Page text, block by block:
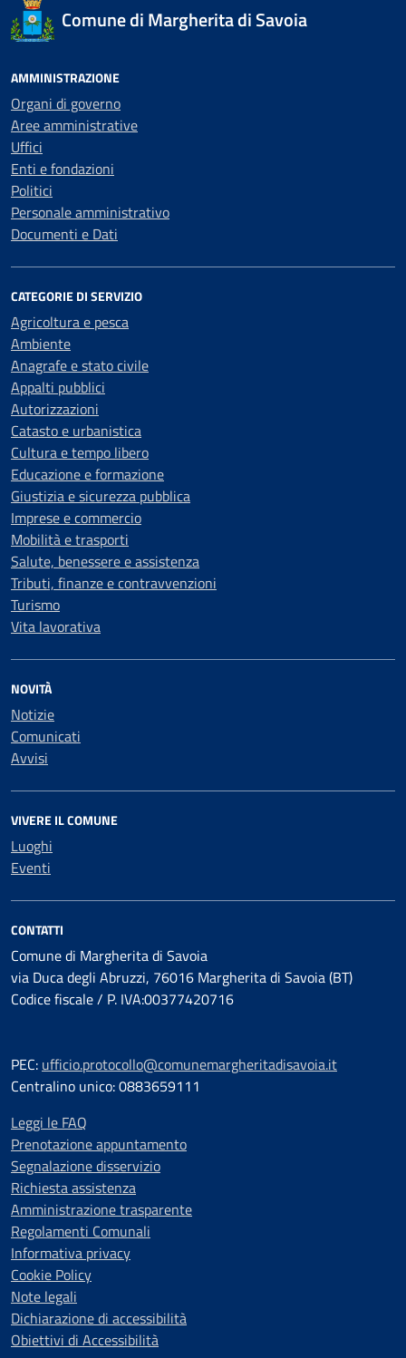
Comune di Margherita di Savoia
AMMINISTRAZIONE
Organi di governo
Aree amministrative
Uffici
Enti e fondazioni
Politici
Personale amministrativo
Documenti e Dati
CATEGORIE DI SERVIZIO
Agricoltura e pesca
Ambiente
Anagrafe e stato civile
Appalti pubblici
Autorizzazioni
Catasto e urbanistica
Cultura e tempo libero
Educazione e formazione
Giustizia e sicurezza pubblica
Imprese e commercio
Mobilità e trasporti
Salute, benessere e assistenza
Tributi, finanze e contravvenzioni
Turismo
Vita lavorativa
NOVITÀ
Notizie
Comunicati
Avvisi
VIVERE IL COMUNE
Luoghi
Eventi
CONTATTI
Comune di Margherita di Savoia
via Duca degli Abruzzi, 76016 Margherita di Savoia (BT)
Codice fiscale / P. IVA:00377420716
PEC: ufficio.protocollo@comunemargheritadisavoia.it
Centralino unico: 0883659111
Leggi le FAQ
Prenotazione appuntamento
Segnalazione disservizio
Richiesta assistenza
Amministrazione trasparente
Regolamenti Comunali
Informativa privacy
Cookie Policy
Note legali
Dichiarazione di accessibilità
Obiettivi di Accessibilità